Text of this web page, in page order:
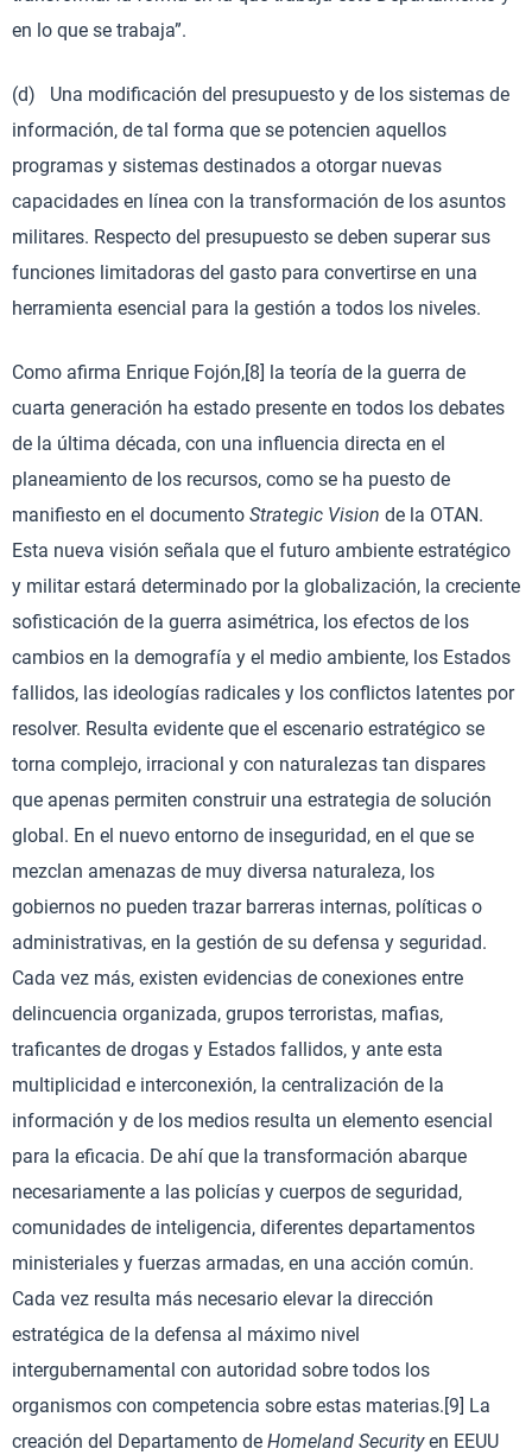
en lo que se trabaja”.
(d) Una modificación del presupuesto y de los sistemas de
información, de tal forma que se potencien aquellos
programas y sistemas destinados a otorgar nuevas
capacidades en línea con la transformación de los asuntos
militares. Respecto del presupuesto se deben superar sus
funciones limitadoras del gasto para convertirse en una
herramienta esencial para la gestión a todos los niveles.
Como afirma Enrique Fojón,[8] la teoría de la guerra de
cuarta generación ha estado presente en todos los debates
de la última década, con una influencia directa en el
planeamiento de los recursos, como se ha puesto de
manifiesto en el documento Strategic Vision de la OTAN.
Esta nueva visión señala que el futuro ambiente estratégico
y militar estará determinado por la globalización, la creciente
sofisticación de la guerra asimétrica, los efectos de los
cambios en la demografía y el medio ambiente, los Estados
fallidos, las ideologías radicales y los conflictos latentes por
resolver. Resulta evidente que el escenario estratégico se
torna complejo, irracional y con naturalezas tan dispares
que apenas permiten construir una estrategia de solución
global. En el nuevo entorno de inseguridad, en el que se
mezclan amenazas de muy diversa naturaleza, los
gobiernos no pueden trazar barreras internas, políticas o
administrativas, en la gestión de su defensa y seguridad.
Cada vez más, existen evidencias de conexiones entre
delincuencia organizada, grupos terroristas, mafias,
traficantes de drogas y Estados fallidos, y ante esta
multiplicidad e interconexión, la centralización de la
información y de los medios resulta un elemento esencial
para la eficacia. De ahí que la transformación abarque
necesariamente a las policías y cuerpos de seguridad,
comunidades de inteligencia, diferentes departamentos
ministeriales y fuerzas armadas, en una acción común.
Cada vez resulta más necesario elevar la dirección
estratégica de la defensa al máximo nivel
intergubernamental con autoridad sobre todos los
organismos con competencia sobre estas materias.[9] La
creación del Departamento de Homeland Securityen EEUU